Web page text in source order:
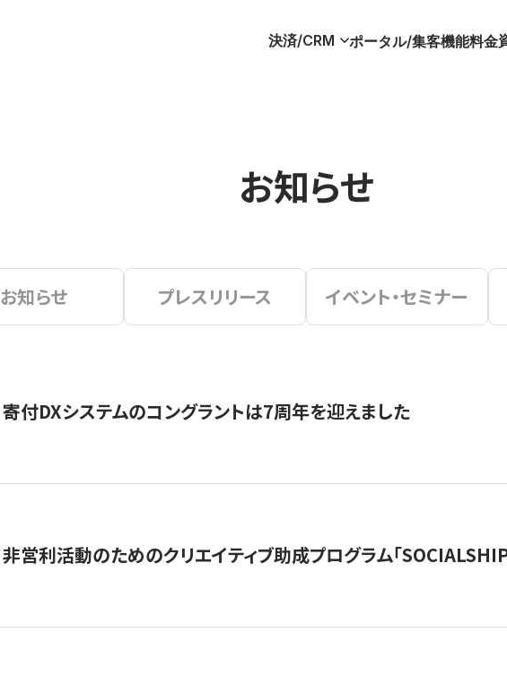
決済/CRM ポータル/集客機能料金
お知らせ
お知らせ プレスリリース イベント・セミナー
寄付DXシステムのコングラントは7周年を迎えました
非営利活動のためのクリエイティブ助成プログラム「